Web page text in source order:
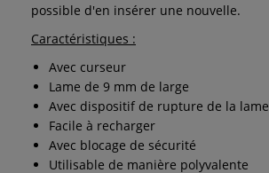
possible d'en insérer une nouvelle.
Caractéristiques :
Avec curseur
Lame de 9 mm de large
Avec dispositif de rupture de la lame
Facile à recharger
Avec blocage de sécurité
Utilisable de manière polyvalente